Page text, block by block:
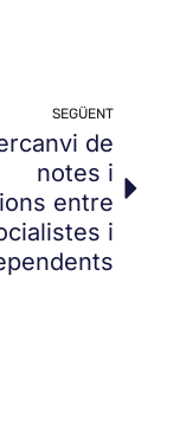
SEGÜENT
de
notes i
entre
i